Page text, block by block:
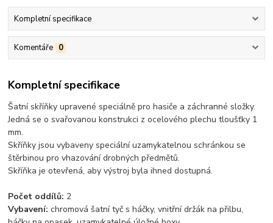
Kompletní specifikace
Komentáře 0
Kompletní specifikace
Šatní skříňky upravené speciálně pro hasiče a záchranné složky.
Jedná se o svařovanou konstrukci z ocelového plechu tloušťky 1
mm.
Skříňky jsou vybaveny speciální uzamykatelnou schránkou se
štěrbinou pro vhazování drobných předmětů.
Skříňka je otevřená, aby výstroj byla ihned dostupná.
Počet oddílů: 2
Vybavení: chromová šatní tyč s háčky, vnitřní držák na přilbu,